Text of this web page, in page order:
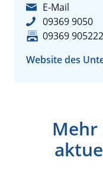
E-Mail
09369 9050
09369 905222
Website des
Mehr